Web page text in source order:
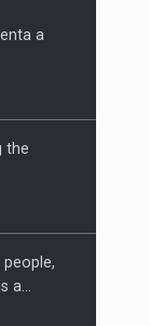
of
a
the
people,
a…